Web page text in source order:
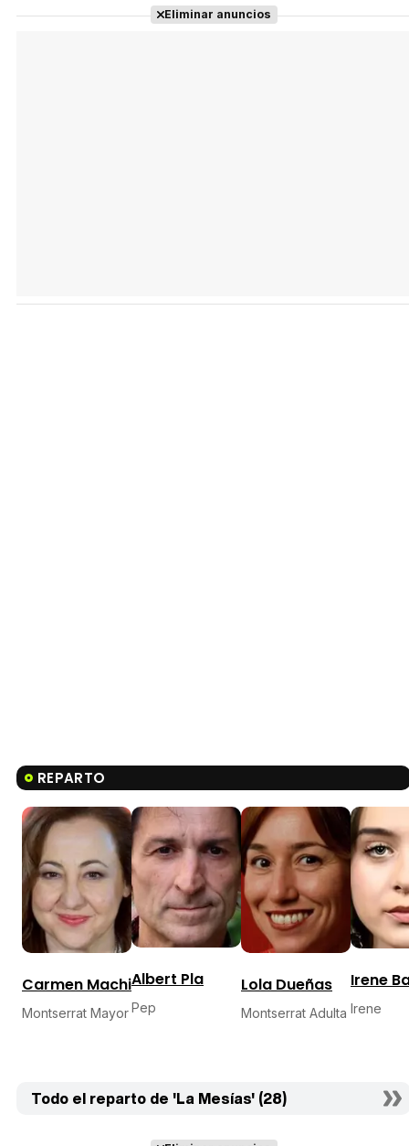
Eliminar anuncios
REPARTO
Carmen Machi
Montserrat Mayor
Albert Pla
Pep
Lola Dueñas
Montserrat Adulta
Irene
Irene
Todo el reparto de 'La Mesías' (28)